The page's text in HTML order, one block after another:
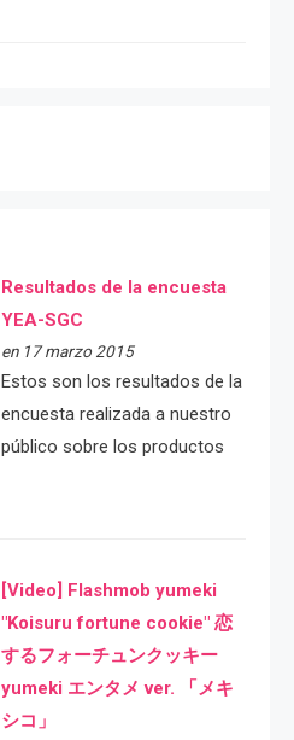
Resultados de la encuesta
YEA-SGC
en 17 marzo 2015
Estos son los resultados de la
encuesta realizada a nuestro
público sobre los productos
[Video] Flashmob yumeki
"Koisuru fortune cookie" 恋
するフォーチュンクッキー
yumeki エンタメ ver. 「メキ
シコ」